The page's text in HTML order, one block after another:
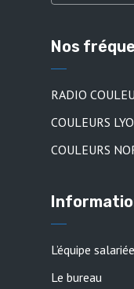
Nos
RADIO
COULEURS
COULEURS
L’équipe salariée
Le bureau